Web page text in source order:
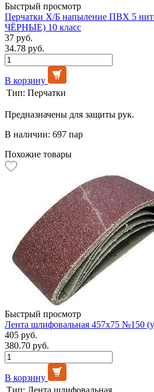
Быстрый просмотр
Перчатки Х/Б напыление ПВХ 5
ЧЁРНЫЕ) 10 класс
37 руб.
34.78 руб.
В корзину
Тип: Перчатки
Предназначены для защиты рук.
В наличии: 697 пар
Похожие товары
Быстрый просмотр
Лента шлифовальная 457х75 №150
405 руб.
380.70 руб.
В корзину
Тип: Лента шлифовальная